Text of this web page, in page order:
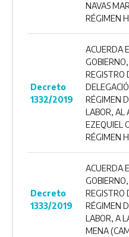
NAVAS
RÉGIMEN
Decreto
1332/2019
ACUERDA
REGISTRO
RÉGIMEN
LABOR, AL
EZEQUIEL
RÉGIMEN
Decreto
1333/2019
ACUERDA
REGISTRO
RÉGIMEN
LABOR, A
MENA